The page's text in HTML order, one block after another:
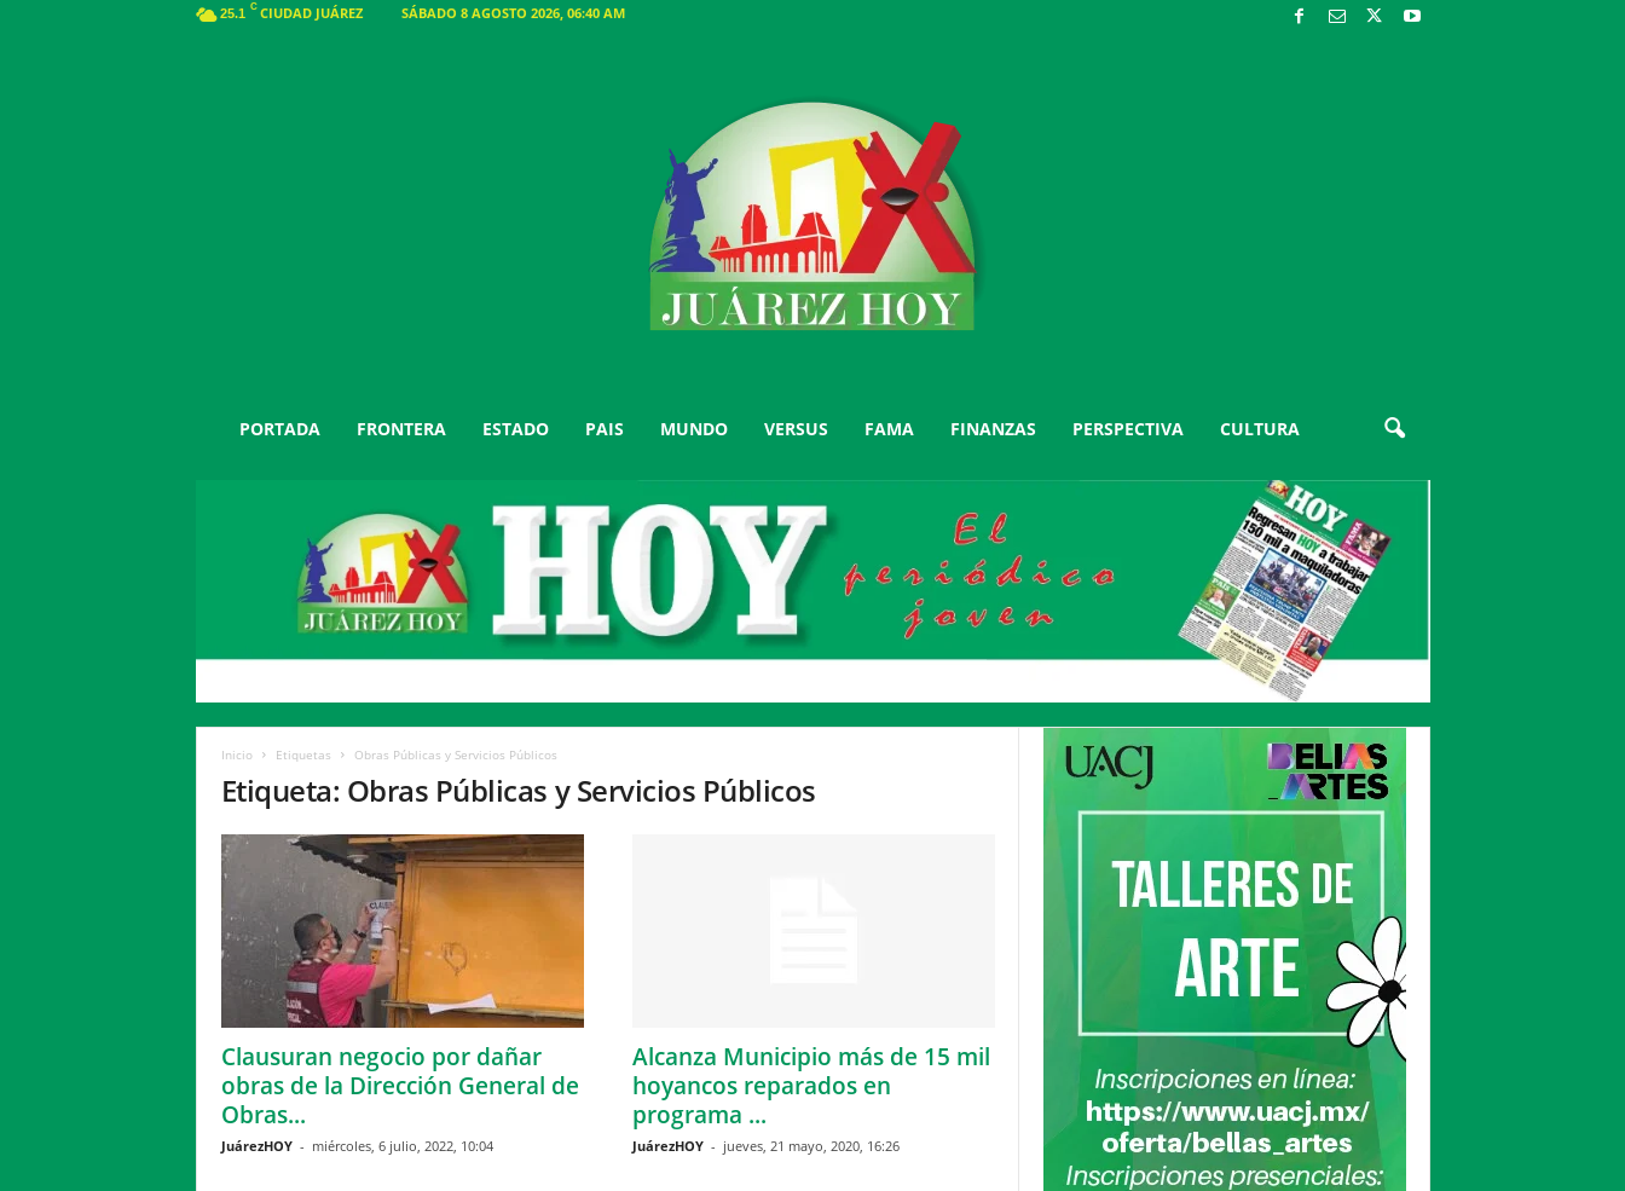
25.1 C CIUDAD JUÁREZ SÁBADO 8 AGOSTO 2026, 06:40 AM
PORTADA FRONTERA ESTADO PAIS MUNDO VERSUS FAMA FINANZAS PERSPECTIVA CULTURA
Inicio Etiquetas Obras Públicas y Servicios Públicos
Etiqueta: Obras Públicas y Servicios Públicos
Clausuran negocio por dañar
obras de la Dirección General de
Obras...
JuárezHOY - miércoles, 6 julio, 2022, 10:04
Alcanza Municipio más de 15 mil
hoyancos reparados en
programa ...
JuárezHOY - jueves, 21 mayo, 2020, 16:26